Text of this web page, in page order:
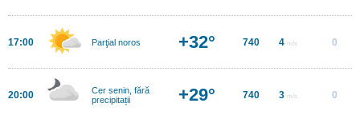
17:00 Parţial noros +32° 740 4 m/s 0
20:00
Cer senin, fără
precipitații
+29° 740 3 m/s 0